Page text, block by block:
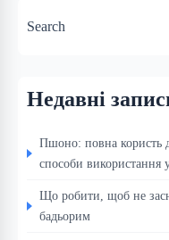
Search
Недавні
Пшоно: повна користь
способи використання
Що робити, щоб не
бадьорим